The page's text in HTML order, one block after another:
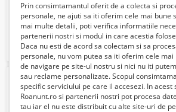
1500 Euro €
100 Lei
Prin consimtamantul oferit de a colecta si
personale, ne ajuti sa iti oferim cele mai bune
mai multe detalii, poti verifica informatiile
partenerii nostri si modul in care acestia
Daca nu esti de acord sa colectam si sa
personale, nu vom putea sa iti oferim cele mai
de navigare pe site-ul nostru si nici nu iti
sau reclame personalizate. Scopul
specific serviciului pe care il accesezi. In acest
Roanunt.ro si partenerii nostri pot procesa
tau iar el nu este distribuit cu alte site-uri de